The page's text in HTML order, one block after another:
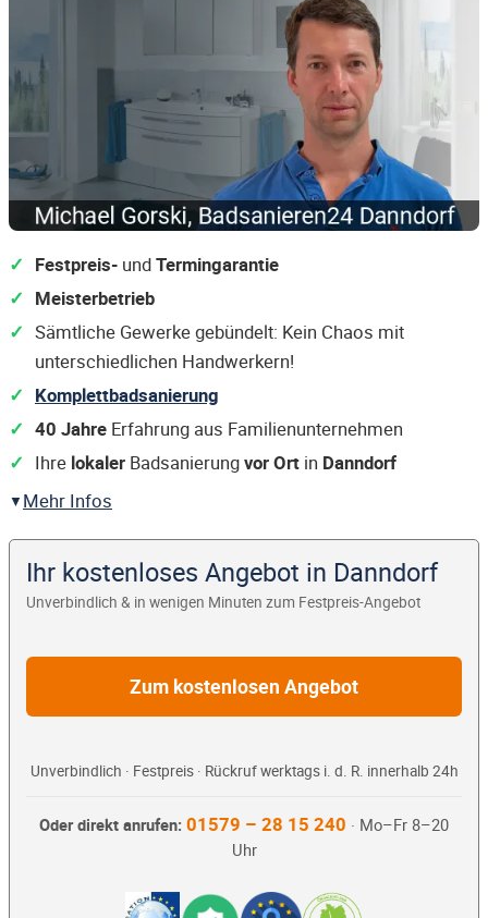
Festpreis- undTermingarantie
Meisterbetrieb
Sämtliche Gewerke gebündelt: Kein Chaos mit
unterschiedlichen Handwerkern!
Komplettbadsanierung
40 Jahre Erfahrung aus Familienunternehmen
Ihre lokaler Badsanierungvor Ort in Danndorf
Mehr Infos
Ihr kostenloses Angebot in Danndorf
Unverbindlich & in wenigen Minuten zum Festpreis-Angebot
Zum kostenlosen Angebot
Unverbindlich · Festpreis · Rückruf werktags i. d. R. innerhalb 24h
Oder direkt anrufen: 01579 – 28 15 240 · Mo–Fr 8–20
Uhr